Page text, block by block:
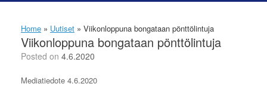
Home » Uutiset » Viikonloppuna bongataan pönttölintuja
Viikonloppuna bongataan pönttölintuja
Posted on 4.6.2020
Mediatiedote 4.6.2020